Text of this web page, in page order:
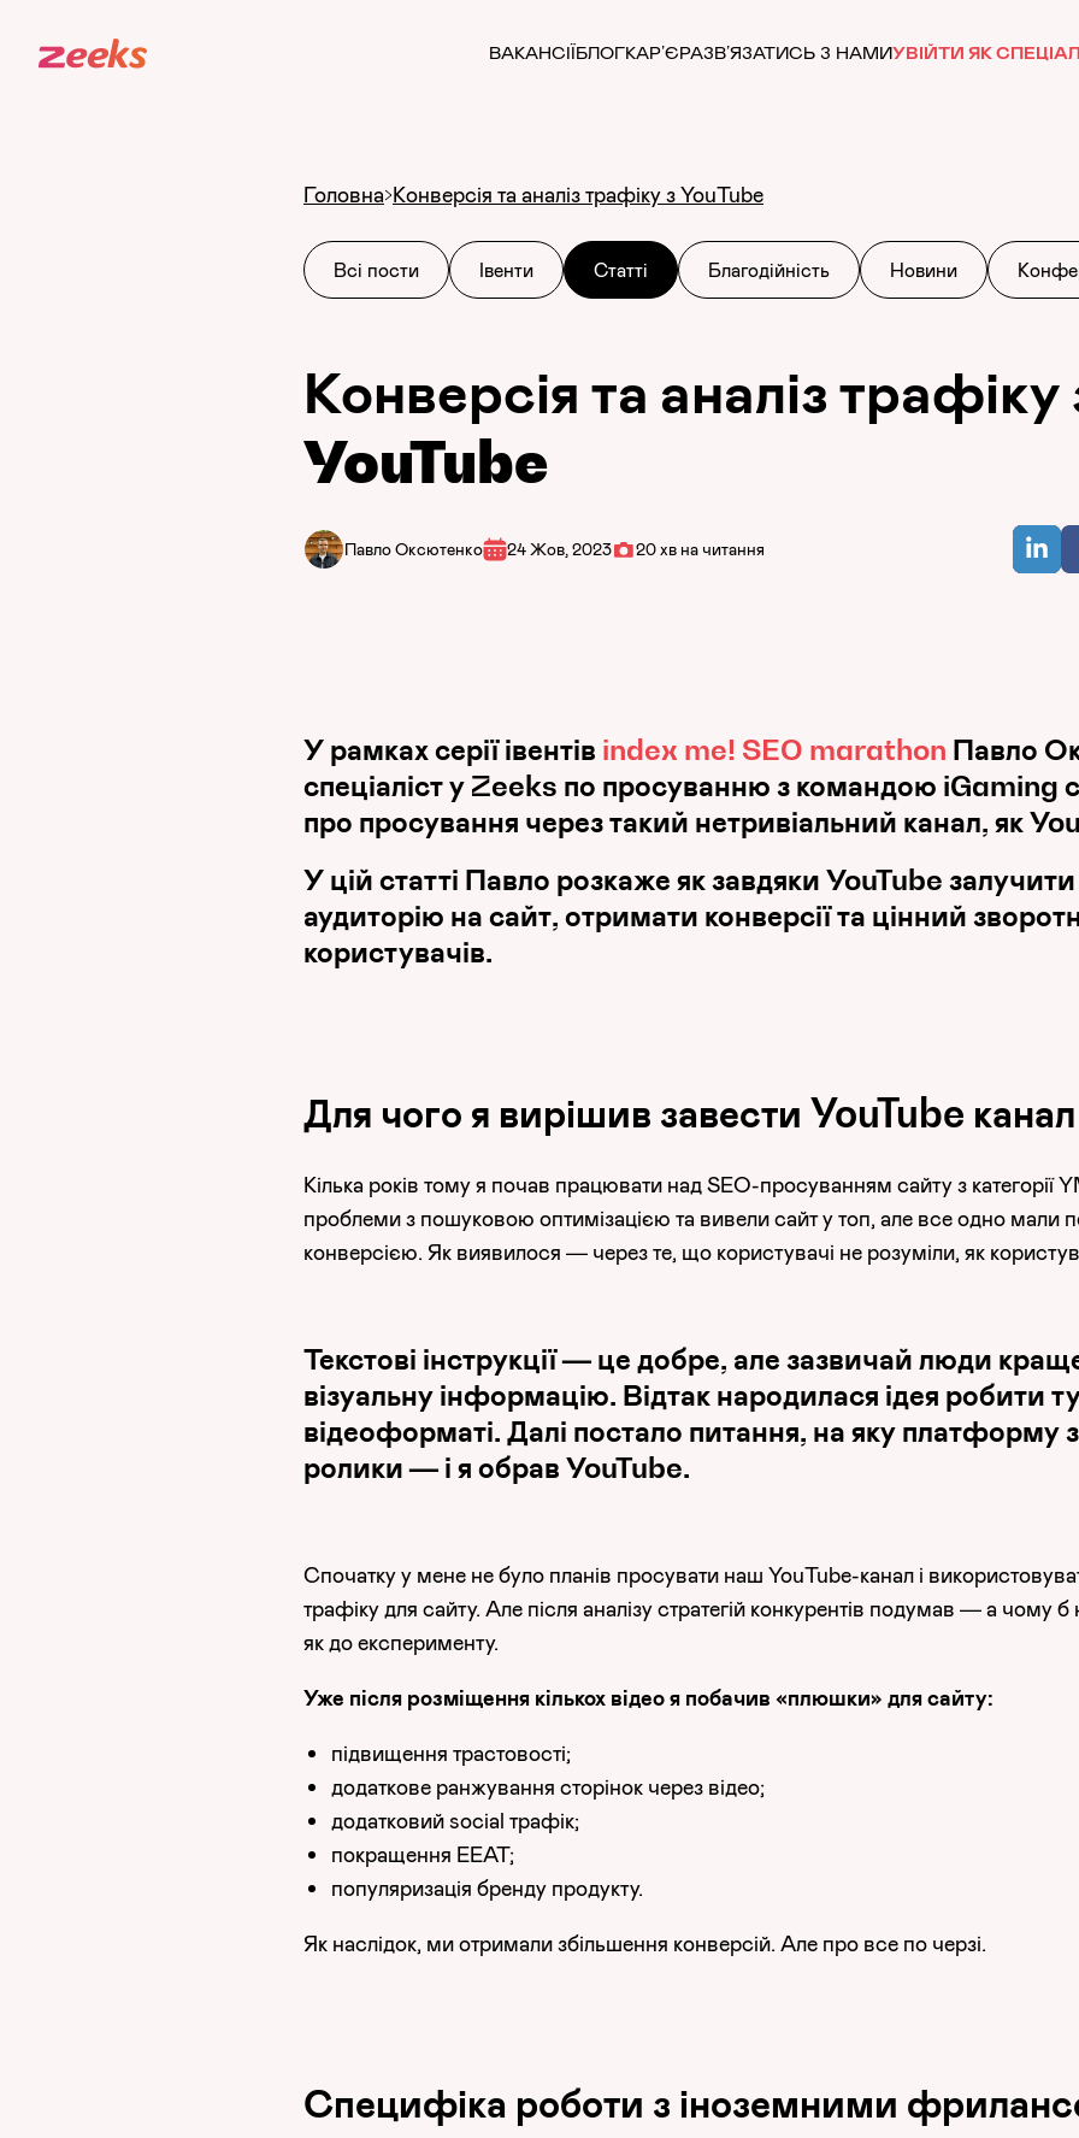
ВАКАНСІЇБЛОГКАР’ЄРАЗВ’ЯЗАТИСЬ З НАМИУВІЙТИ ЯК
Головна Конверсія та аналіз трафіку з YouTube
Всі пости Івенти Статті Благодійність Новини
Конверсія та аналіз трафіку
YouTube
Павло Оксютенко 24 Жов, 2023 20 хв на читання
У рамках серії івентів index me! SEO marathon Павло
спеціаліст у Zeeks по просуванню з командою iGaming
про просування через такий нетривіальний канал, як
У цій статті Павло розкаже як завдяки YouTube
аудиторію на сайт, отримати конверсії та цінний
користувачів.
Для чого я вирішив завести YouTube канал
Кілька років тому я почав працювати над SEO-просуванням сайту з категорії
проблеми з пошуковою оптимізацією та вивели сайт у топ, але все одно мали
конверсією. Як виявилося — через те, що користувачі не розуміли, як
Текстові інструкції — це добре, але зазвичай люди
візуальну інформацію. Відтак народилася ідея робити
відеоформаті. Далі постало питання, на яку платформу
ролики — і я обрав YouTube.
Спочатку у мене не було планів просувати наш YouTube-канал і
трафіку для сайту. Але після аналізу стратегій конкурентів подумав — а чому
як до експерименту.
Уже після розміщення кількох відео я побачив «плюшки» для сайту:
підвищення трастовості;
додаткове ранжування сторінок через відео;
додатковий social трафік;
покращення EEAT;
популяризація бренду продукту.
Як наслідок, ми отримали збільшення конверсій. Але про все по черзі.
Специфіка роботи з іноземними